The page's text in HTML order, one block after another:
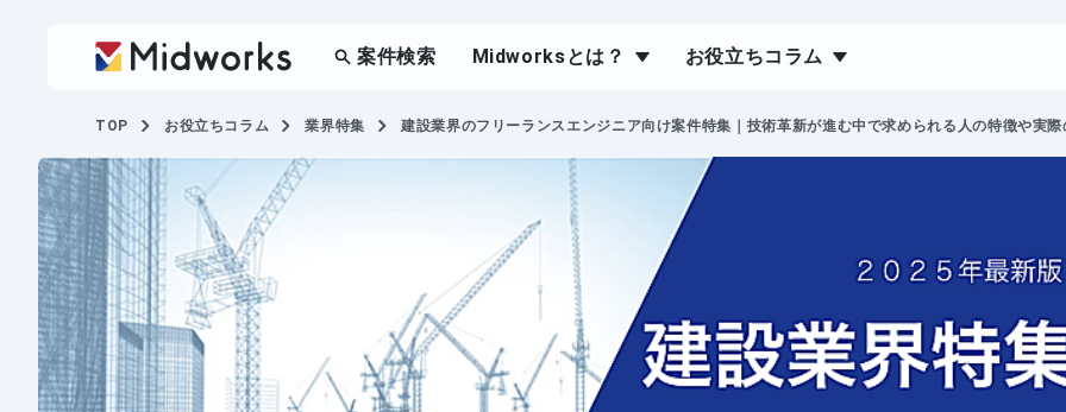
案件検索 Midworksとは？ お役立ちコラム
TOP お役立ちコラム 業界特集 建設業界のフリーランスエンジニア向け案件特集｜技術革新が進む中で求められる人の特徴や実